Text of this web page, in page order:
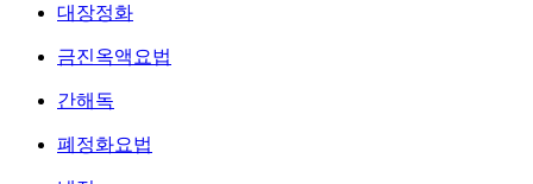
대장정화
금진옥액요법
간해독
폐정화요법